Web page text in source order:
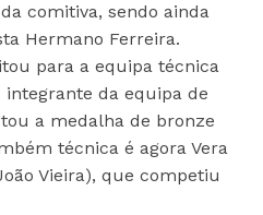
comitiva, sendo ainda
Hermano Ferreira.
para a equipa técnica
integrante da equipa de
a medalha de bronze
técnica é agora Vera
Vieira), que competiu